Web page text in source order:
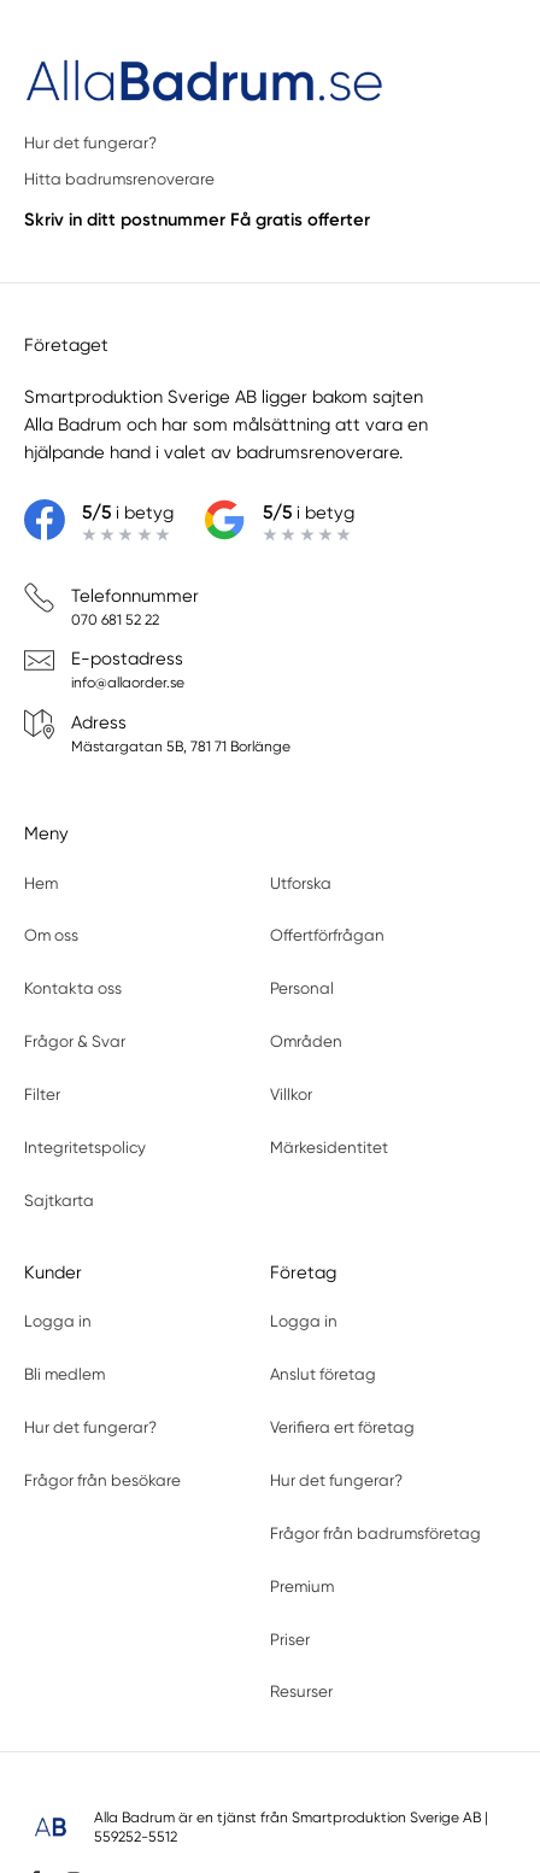
Hur det fungerar?
Hitta badrumsrenoverare
Skriv in ditt postnummer Få gratis offerter
Företaget
Smartproduktion Sverige AB ligger bakom sajten
Alla Badrum och har som målsättning att vara en
hjälpande hand i valet av badrumsrenoverare.
5/5i betyg 5/5i betyg
Telefonnummer
070 681 52 22
E-postadress
info@allaorder.se
Adress
Mästargatan 5B, 781 71 Borlänge
Meny
Hem Utforska
Om oss Offertförfrågan
Kontakta oss Personal
Frågor & Svar Områden
Filter Villkor
Integritetspolicy Märkesidentitet
Sajtkarta
Kunder
Logga in
Bli medlem
Hur det fungerar?
Frågor från besökare
Företag
Logga in
Anslut företag
Verifiera ert företag
Hur det fungerar?
Frågor från badrumsföretag
Premium
Priser
Resurser
Alla Badrum är en tjänst från Smartproduktion Sverige AB|
559252-5512